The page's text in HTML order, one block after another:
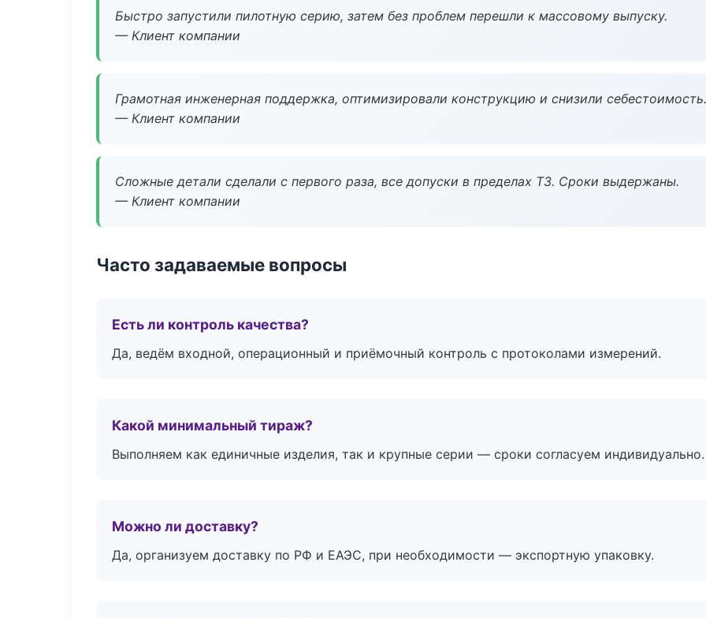
Быстро запустили пилотную серию, затем без проблем перешли к массовому выпуску.
— Клиент компании
Грамотная инженерная поддержка, оптимизировали конструкцию и снизили себестоимость.
— Клиент компании
Сложные детали сделали с первого раза, все допуски в пределах ТЗ. Сроки выдержаны.
— Клиент компании
Часто задаваемые вопросы
Есть ли контроль качества?
Да, ведём входной, операционный и приёмочный контроль с протоколами измерений.
Какой минимальный тираж?
Выполняем как единичные изделия, так и крупные серии — сроки согласуем индивидуально.
Можно ли доставку?
Да, организуем доставку по РФ и ЕАЭС, при необходимости — экспортную упаковку.